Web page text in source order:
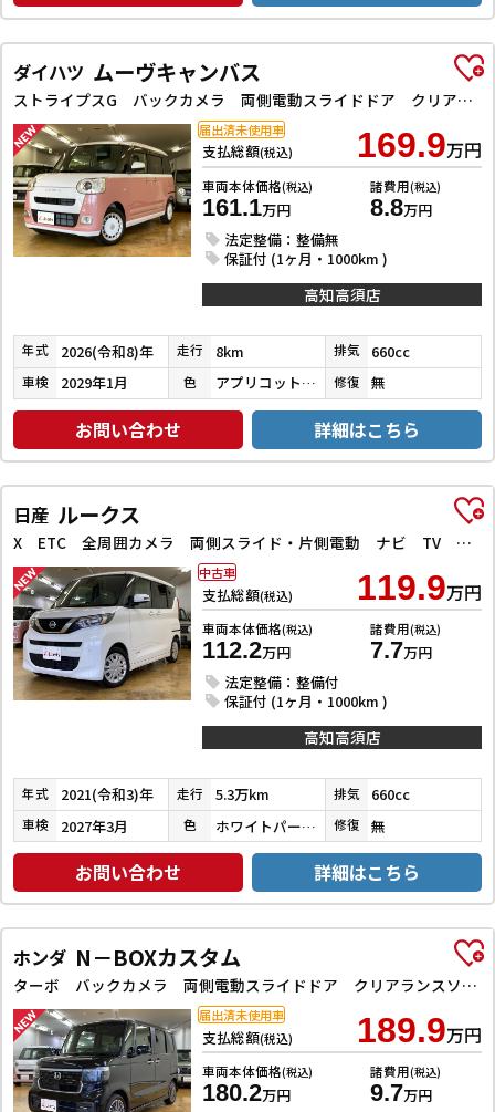
ダイハツ ムーヴキャンバス
ストライプスG バックカメラ 両側電動スライドドア クリアランスソナー 衝突被害軽減システム オートライト LEDヘッドランプ スマートキー アイドリングストップ 電動格納ミラー シートヒーター ベンチシート CVT
支払総額(税込) 169.9万円
車両本体価格(税込)
161.1万円
諸費用(税込)
8.8万円
法定整備：整備無
保証付 (1ヶ月・1000km )
届出済未使用車
高知高須店
年式 2026(令和8)年 走行 8km 排気 660cc
車検 2029年1月 色 アプリコットピンクメタリック／シャイニングホワイトパール 修復 無
お問い合わせ 詳細はこちら
日産 ルークス
X ETC 全周囲カメラ 両側スライド・片側電動 ナビ TV クリアランスソナー 衝突被害軽減システム オートライト スマートキー アイドリングストップ 電動格納ミラー ベンチシート CVT
支払総額(税込) 119.9万円
車両本体価格(税込)
112.2万円
諸費用(税込)
7.7万円
法定整備：整備付
保証付 (1ヶ月・1000km )
中古車
高知高須店
年式 2021(令和3)年 走行 5.3万km 排気 660cc
車検 2027年3月 色 ホワイトパール３コートパール 修復 無
お問い合わせ 詳細はこちら
ホンダ N－BOXカスタム
ターボ バックカメラ 両側電動スライドドア クリアランスソナー オートクルーズコントロール レーンアシスト 衝突被害軽減システム オートライト LEDヘッドランプ スマートキー アイドリングストップ
支払総額(税込) 189.9万円
車両本体価格(税込)
180.2万円
諸費用(税込)
9.7万円
届出済未使用車